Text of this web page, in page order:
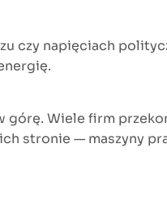
czy napięciach
górę. Wiele firm
stronie — maszyny